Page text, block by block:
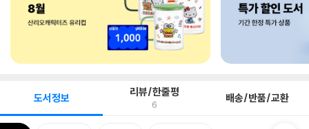
도서정보 리뷰/한줄평
6 배송/반품/교환